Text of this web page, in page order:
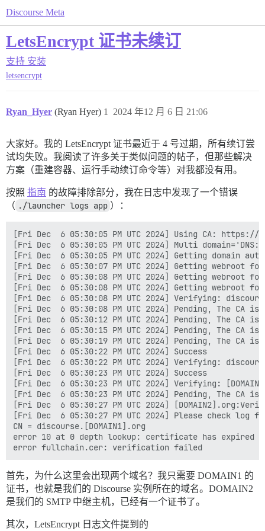
Discourse Meta
LetsEncrypt 证书未续订
支持 安装
letsencrypt
Ryan_Hyer (Ryan Hyer) 2024 年12 月 6 日 21:06
1
大家好。我的 LetsEncrypt 证书最近于 4 号过期，所有续订尝
试均失败。我阅读了许多关于类似问题的帖子，但那些解决
方案（重建容器、运行手动续订命令等）对我都没有用。
按照 指南 的故障排除部分，我在日志中发现了一个错误
（ ./launcher logs app ）：
[Fri Dec  6 05:30:05 PM UTC 2024] Using CA:
[Fri Dec  6 05:30:05 PM UTC 2024] Multi
[Fri Dec  6 05:30:05 PM UTC 2024] Getting domain
[Fri Dec  6 05:30:07 PM UTC 2024] Getting webroot
[Fri Dec  6 05:30:08 PM UTC 2024] Getting webroot
[Fri Dec  6 05:30:08 PM UTC 2024] Getting webroot for
[Fri Dec  6 05:30:08 PM UTC 2024] Verifying:
[Fri Dec  6 05:30:08 PM UTC 2024] Pending, The
[Fri Dec  6 05:30:12 PM UTC 2024] Pending, The
[Fri Dec  6 05:30:15 PM UTC 2024] Pending, The
[Fri Dec  6 05:30:19 PM UTC 2024] Pending, The
[Fri Dec  6 05:30:22 PM UTC 2024] Success
[Fri Dec  6 05:30:22 PM UTC 2024] Verifying:
[Fri Dec  6 05:30:23 PM UTC 2024] Success
[Fri Dec  6 05:30:23 PM UTC 2024] Verifying:
[Fri Dec  6 05:30:23 PM UTC 2024] Pending, The
[Fri Dec  6 05:30:27 PM UTC 2024]
[Fri Dec  6 05:30:27 PM UTC 2024] Please check
CN = discourse.[DOMAIN1].org
error 10 at 0 depth lookup: certificate has expired
首先，为什么这里会出现两个域名？我只需要 DOMAIN1 的
证书，也就是我们的 Discourse 实例所在的域名。DOMAIN2
是我们的 SMTP 中继主机，已经有一个证书了。
其次，LetsEncrypt 日志文件提到的